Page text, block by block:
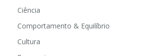
Ciência
Comportamento & Equilíbrio
Cultura